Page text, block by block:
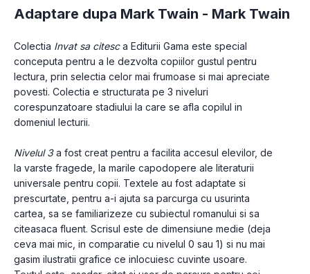
Adaptare dupa Mark Twain - Mark Twain
Colectia Invat sa citesc a Editurii Gama este special
conceputa pentru a le dezvolta copiilor gustul pentru
lectura, prin selectia celor mai frumoase si mai apreciate
povesti. Colectia e structurata pe 3 niveluri
corespunzatoare stadiului la care se afla copilul in
domeniul lecturii.
Nivelul 3 a fost creat pentru a facilita accesul elevilor, de
la varste fragede, la marile capodopere ale literaturii
universale pentru copii. Textele au fost adaptate si
prescurtate, pentru a-i ajuta sa parcurga cu usurinta
cartea, sa se familiarizeze cu subiectul romanului si sa
citeasaca fluent. Scrisul este de dimensiune medie (deja
ceva mai mic, in comparatie cu nivelul 0 sau 1) si nu mai
gasim ilustratii grafice ce inlocuiesc cuvinte usoare.